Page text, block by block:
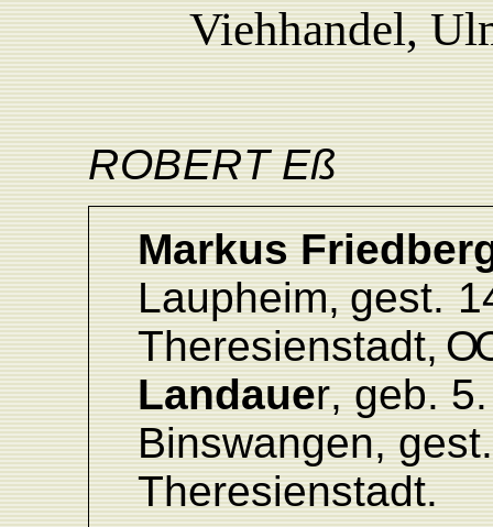
Viehhandel,
ROBERTEß
Markus
Laupheim, gest.
Theresienstadt,O
Landauer, geb. 5.
Binswangen, gest.
Theresienstadt.